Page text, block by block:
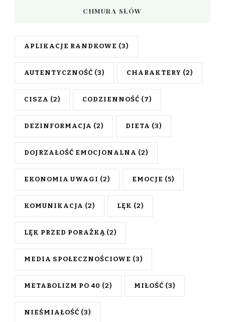
CHMURA SŁÓW
APLIKACJE RANDKOWE (3)
AUTENTYCZNOŚĆ (3) CHARAKTERY (2)
CISZA (2) CODZIENNOŚĆ (7)
DEZINFORMACJA (2) DIETA (3)
DOJRZAŁOŚĆ EMOCJONALNA (2)
EKONOMIA UWAGI (2) EMOCJE (5)
KOMUNIKACJA (2) LĘK (2)
LĘK PRZED PORAŻKĄ (2)
MEDIA SPOŁECZNOŚCIOWE (3)
METABOLIZM PO 40 (2) MIŁOŚĆ (3)
NIEŚMIAŁOŚĆ (3)